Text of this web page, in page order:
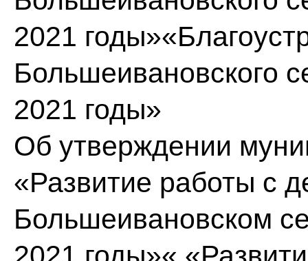
2021
Большеивановского
2021 годы»
Об утверждении
«Развитие работы с
Большеивановском